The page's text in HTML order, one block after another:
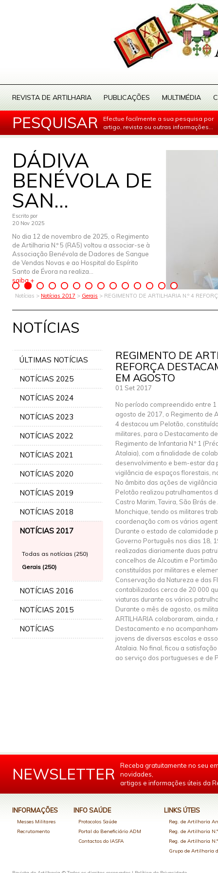
REVISTA DE ARTILHARIA PUBLICAÇÕES MULTIMÉDIA
PESQUISAR
Efectue facilmente a sua pesquisa por
artigo, revista ou outras informações...
DÁDIVA
BENÉVOLA DE
SAN...
Escrito por
20 Nov 2025
No dia 12 de novembro de 2025, o Regimento
de Artilharia N.º 5 (RA5) voltou a associar-se à
Associação Benévola de Dadores de Sangue
de Vendas Novas e ao Hospital do Espírito
Santo de Évora na realiza...
saiba +
Notícias > Notícias 2017 > Gerais > REGIMENTO DE ARTILHARIA N.º 4
NOTÍCIAS
ÚLTIMAS NOTÍCIAS
NOTÍCIAS 2025
NOTÍCIAS 2024
NOTÍCIAS 2023
NOTÍCIAS 2022
NOTÍCIAS 2021
NOTÍCIAS 2020
NOTÍCIAS 2019
NOTÍCIAS 2018
NOTÍCIAS 2017
Todas as notícias (250)
Gerais (250)
NOTÍCIAS 2016
NOTÍCIAS 2015
NOTÍCIAS
REGIMENTO DE
REFORÇA
EM AGOSTO
01 Set 2017
No período compreendido entre 1
agosto de 2017, o Regimento de
4 destacou um Pelotão,
militares, para o Destacamento
Regimento de Infantaria N.º 1
Atalaia), com a finalidade de
desenvolvimento e bem-estar da
vigilância de espaços florestais,
No âmbito das ações de
Pelotão realizou patrulhamentos
Castro Marim, Tavira, São Brás
Monchique, tendo os militares
coordenação com os vários
Durante o estado de calamidade
Governo Português nos dias 18,
realizadas diariamente duas
concelhos de Alcoutim e
constituídas por militares e
Conservação da Natureza e das
contabilizados cerca de 20 000
viaturas durante os vários
Durante o mês de agosto, os
ARTILHARIA colaboraram,
Destacamento e no
jovens de diversas escolas e
Atalaia. No final, ficou a
ao serviço dos portugueses e de
NEWSLETTER
Receba gratuitamente no seu
novidades,
artigos e informações úteis da
INFORMAÇÕES
Messes Militares
Recrutamento
INFO SAÚDE
Protocolos Saúde
Portal do Beneficiário ADM
Contactos do IASFA
LINKS ÚTEIS
Reg. de Artilharia
Reg. de Artilharia
Reg. de Artilharia
Grupo de Artilharia